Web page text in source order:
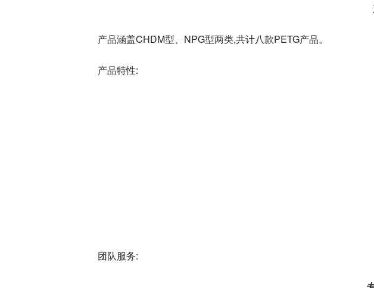
产品涵盖CHDM型、NPG型两类,共计八款PETG产品。
产品特性:
团队服务: